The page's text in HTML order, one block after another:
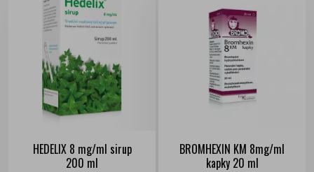
HEDELIX 8 mg/ml sirup
200 ml
BROMHEXIN KM 8mg/ml
kapky 20 ml